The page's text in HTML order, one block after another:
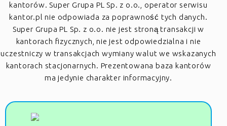
kantorów. Super Grupa PL Sp. z o.o., operator serwisu
kantor.pl nie odpowiada za poprawność tych danych.
Super Grupa PL Sp. z o.o. nie jest stroną transakcji w
kantorach fizycznych, nie jest odpowiedzialna i nie
uczestniczy w transakcjach wymiany walut we wskazanych
kantorach stacjonarnych. Prezentowana baza kantorów
ma jedynie charakter informacyjny.